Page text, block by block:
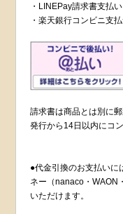
・LINEPay請求書支払い
・楽天銀行コンビニ支
請求書は商品とは別に郵
発行から14日以内にコ
●代金引換のお支払いに
ネー（nanaco・WAON
いただけます。